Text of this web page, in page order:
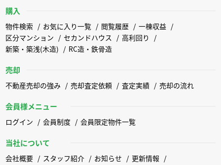
購入
物件検索 お気に入り一覧 閲覧履歴
一棟収益
区分マンション
セカンドハウス
高利回り
新築・築浅(木造)
RC造・鉄骨造
売却
不動産売却の強み 売却査定依頼 査定実績 売却の流れ
会員様メニュー
ログイン 会員制度 会員限定物件一覧
当社について
会社概要 スタッフ紹介 お知らせ
更新情報